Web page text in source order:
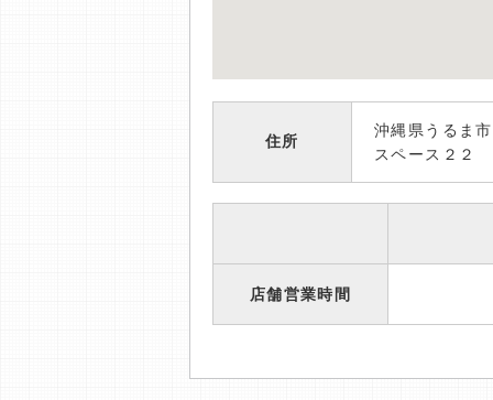
住所
沖縄県うるま
スペース２２
店舗営業時間